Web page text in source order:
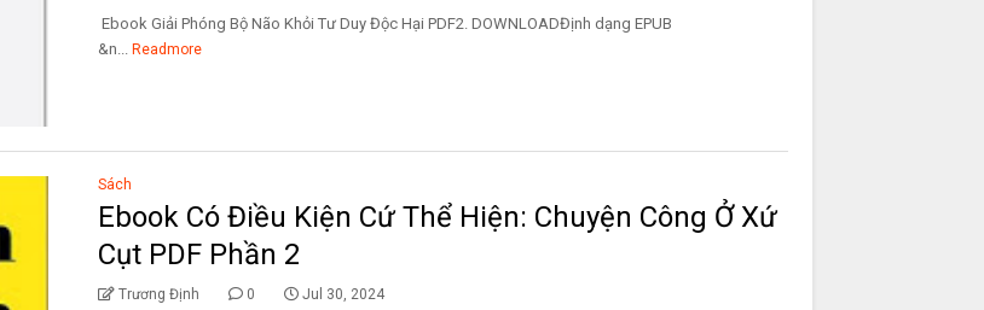
Ebook Giải Phóng Bộ Não Khỏi Tư Duy Độc Hại PDF2. DOWNLOADĐịnh dạng EPUB
&n... Readmore
Sách
Ebook Có Điều Kiện Cứ Thể Hiện: Chuyện Công Ở Xứ
Cụt PDF Phần 2
Trương Định 0 Jul 30, 2024